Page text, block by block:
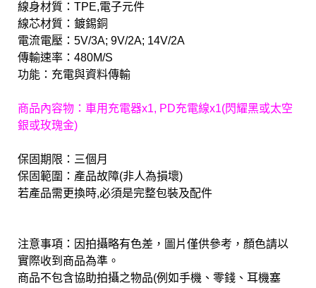
線身材質：TPE,電子元件
線芯材質：鍍錫銅
電流電壓：5V/3A; 9V/2A; 14V/2A
傳輸速率：480M/S
功能：充電與資料傳輸
商品內容物：車用充電器x1, PD充電線x1(閃耀黑或太空
銀或玫瑰金)
保固期限：三個月
保固範圍：產品故障(非人為損壞)
若產品需更換時,必須是完整包裝及配件
注意事項：因拍攝略有色差，圖片僅供參考，顏色請以
實際收到商品為準。
商品不包含協助拍攝之物品(例如手機、零錢、耳機塞